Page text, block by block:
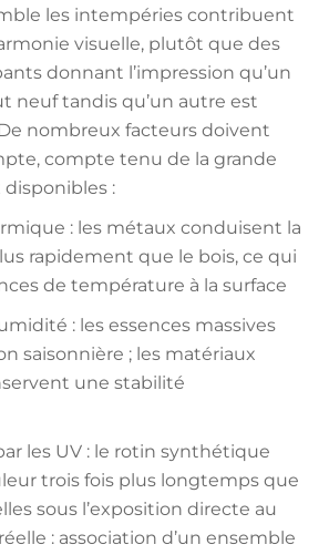
les intempéries contribuent
visuelle, plutôt que des
donnant l’impression qu’un
neuf tandis qu’un autre est
nombreux facteurs doivent
compte tenu de la grande
:
: les métaux conduisent la
rapidement que le bois, ce qui
de température à la surface
: les essences massives
saisonnière ; les matériaux
une stabilité
les UV : le rotin synthétique
trois fois plus longtemps que
sous l’exposition directe au
: association d’un ensemble